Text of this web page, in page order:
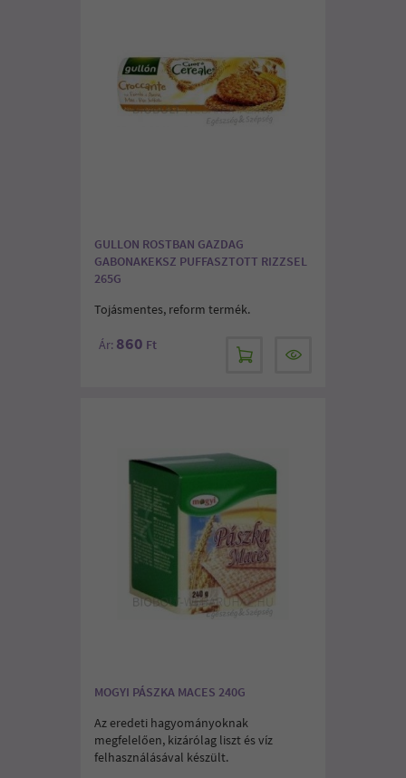
GULLON ROSTBAN GAZDAG
GABONAKEKSZ PUFFASZTOTT RIZZSEL
265G
Tojásmentes, reform termék.
Ár: 860 Ft
MOGYI PÁSZKA MACES 240G
Az eredeti hagyományoknak
megfelelően, kizárólag liszt és víz
felhasználásával készült.